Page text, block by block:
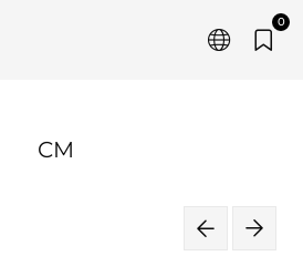
0
CM